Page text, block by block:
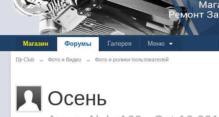
Магазин Форумы Галерея Меню
Dji-Club → Фото и Видео → Фото и ролики пользователей
Осень